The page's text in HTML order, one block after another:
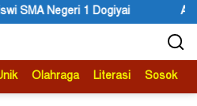
Anggota MRP Papua Pegunungan
Olahraga Literasi Sosok